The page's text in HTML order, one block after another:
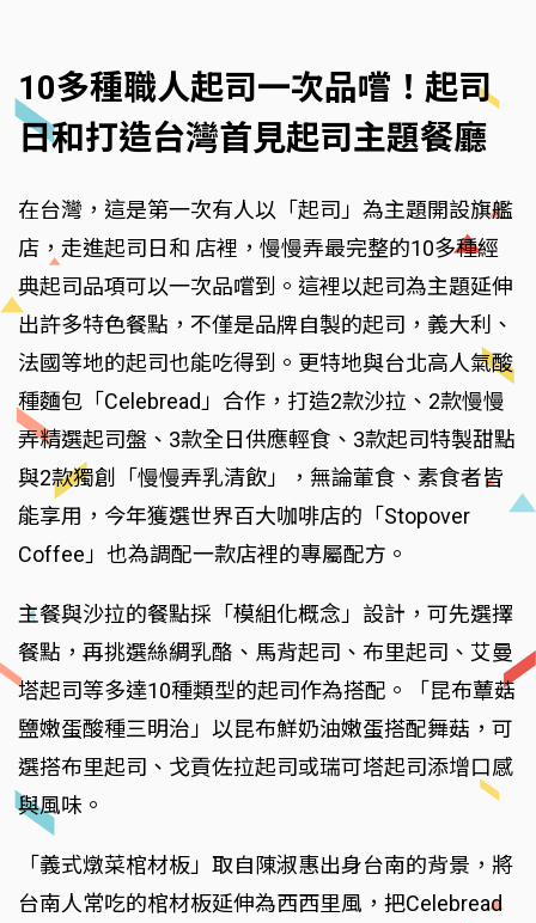
10多種職人起司一次品嚐！起司
日和打造台灣首見起司主題餐廳
在台灣，這是第一次有人以「起司」為主題開設旗艦
店，走進起司日和 店裡，慢慢弄最完整的10多種經
典起司品項可以一次品嚐到。這裡以起司為主題延伸
出許多特色餐點，不僅是品牌自製的起司，義大利、
法國等地的起司也能吃得到。更特地與台北高人氣酸
種麵包「Celebread」合作，打造2款沙拉、2款慢慢
弄精選起司盤、3款全日供應輕食、3款起司特製甜點
與2款獨創「慢慢弄乳清飲」，無論葷食、素食者皆
能享用，今年獲選世界百大咖啡店的「Stopover
Coffee」也為調配一款店裡的專屬配方。
主餐與沙拉的餐點採「模組化概念」設計，可先選擇
餐點，再挑選絲綢乳酪、馬背起司、布里起司、艾曼
塔起司等多達10種類型的起司作為搭配。「昆布蕈菇
鹽嫩蛋酸種三明治」以昆布鮮奶油嫩蛋搭配舞菇，可
選搭布里起司、戈貢佐拉起司或瑞可塔起司添增口感
與風味。
「義式燉菜棺材板」取自陳淑惠出身台南的背景，將
台南人常吃的棺材板延伸為西西里風，把Celebread